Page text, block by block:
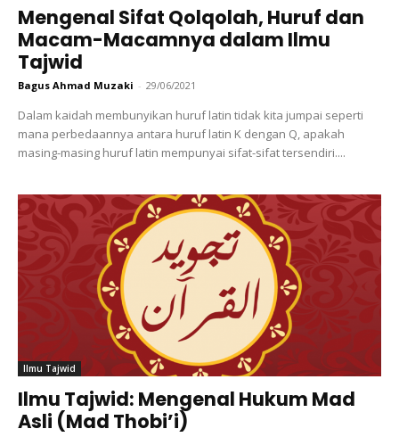
Mengenal Sifat Qolqolah, Huruf dan
Macam-Macamnya dalam Ilmu
Tajwid
Bagus Ahmad Muzaki - 29/06/2021
Dalam kaidah membunyikan huruf latin tidak kita jumpai seperti
mana perbedaannya antara huruf latin K dengan Q, apakah
masing-masing huruf latin mempunyai sifat-sifat tersendiri....
Ilmu Tajwid
Ilmu Tajwid: Mengenal Hukum Mad
Asli (Mad Thobi’i)